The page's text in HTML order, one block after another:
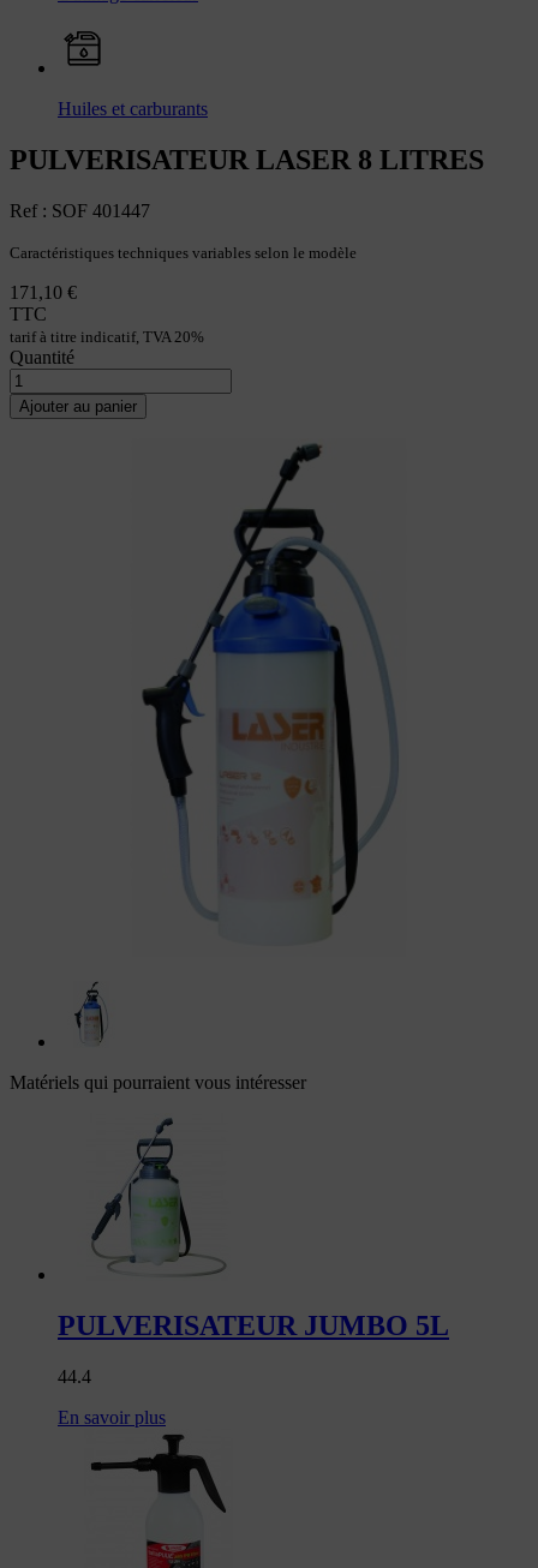
Huiles et carburants
PULVERISATEUR LASER 8 LITRES
Ref : SOF 401447
Caractéristiques techniques variables selon le modèle
171,10 €
TTC
tarif à titre indicatif, TVA 20%
Quantité
Ajouter au panier
Matériels qui pourraient vous intéresser
PULVERISATEUR JUMBO 5L
44.4
En savoir plus